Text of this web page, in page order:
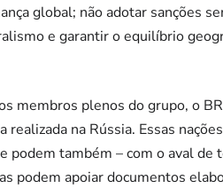
global; não adotar sanções
e garantir o equilíbrio
membros plenos do grupo, o
realizada na Rússia. Essas
podem também – com o aval
podem apoiar documentos